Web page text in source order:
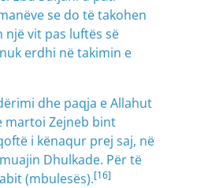
se do të takohen
vit pas luftës së
erdhi në takimin e
dhe paqja e Allahut
martoi Zejneb bint
i kënaqur prej saj, në
Dhulkade. Për të
(mbulesës).[16]